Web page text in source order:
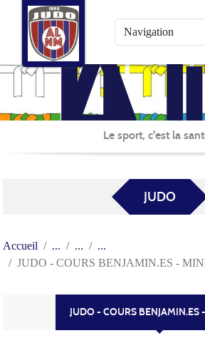
Le sport, c'est la
JUDO
Accueil
JUDO - COURS BENJAMIN.ES -
JUDO - COURS BENJAMIN.ES
Panneau de gestion des cookies